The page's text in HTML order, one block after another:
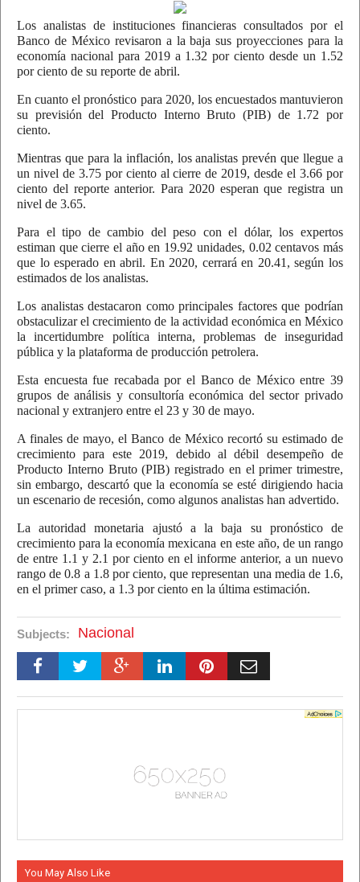
Los analistas de instituciones financieras consultados por el
Banco de México revisaron a la baja sus proyecciones para la
economía nacional para 2019 a 1.32 por ciento desde un 1.52
por ciento de su reporte de abril.
En cuanto el pronóstico para 2020, los encuestados mantuvieron
su previsión del Producto Interno Bruto (PIB) de 1.72 por
ciento.
Mientras que para la inflación, los analistas prevén que llegue a
un nivel de 3.75 por ciento al cierre de 2019, desde el 3.66 por
ciento del reporte anterior. Para 2020 esperan que registra un
nivel de 3.65.
Para el tipo de cambio del peso con el dólar, los expertos
estiman que cierre el año en 19.92 unidades, 0.02 centavos más
que lo esperado en abril. En 2020, cerrará en 20.41, según los
estimados de los analistas.
Los analistas destacaron como principales factores que podrían
obstaculizar el crecimiento de la actividad económica en México
la incertidumbre política interna, problemas de inseguridad
pública y la plataforma de producción petrolera.
Esta encuesta fue recabada por el Banco de México entre 39
grupos de análisis y consultoría económica del sector privado
nacional y extranjero entre el 23 y 30 de mayo.
A finales de mayo, el Banco de México recortó su estimado de
crecimiento para este 2019, debido al débil desempeño de
Producto Interno Bruto (PIB) registrado en el primer trimestre,
sin embargo, descartó que la economía se esté dirigiendo hacia
un escenario de recesión, como algunos analistas han advertido.
La autoridad monetaria ajustó a la baja su pronóstico de
crecimiento para la economía mexicana en este año, de un rango
de entre 1.1 y 2.1 por ciento en el informe anterior, a un nuevo
rango de 0.8 a 1.8 por ciento, que representan una media de 1.6,
en el primer caso, a 1.3 por ciento en la última estimación.
Subjects: Nacional
You May Also Like